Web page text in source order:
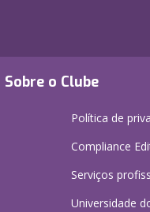
Sobre o Clube
Política de
Compliance
Serviços
Universidade